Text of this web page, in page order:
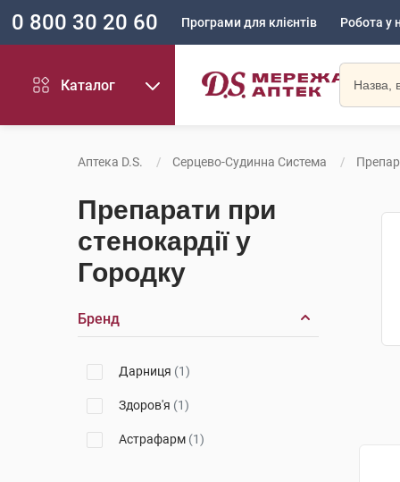
0 800 30 20 60 Програми для клієнтів Робота у
Каталог
Аптека D.S. Серцево-Судинна Система
Препарати при
стенокардії у
Городку
Бренд
Дарниця (1)
Здоров'я (1)
Астрафарм (1)